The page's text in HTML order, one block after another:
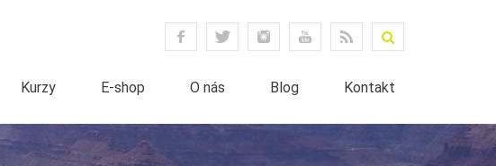
Kurzy E-shop O nás Blog Kontakt